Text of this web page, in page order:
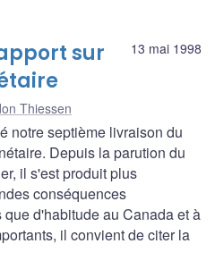
13 mai 1998
sur
Thiessen
notre septième livraison du
Depuis la parution du
il s'est produit plus
conséquences
d'habitude au Canada et à
il convient de citer la